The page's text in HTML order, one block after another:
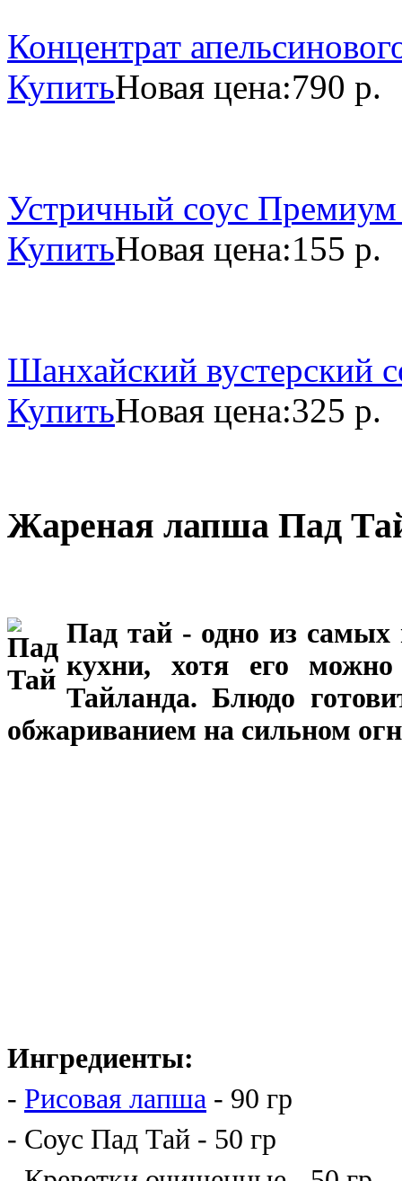
Концентрат
КупитьНовая цена:790 р.
Устричный соус
КупитьНовая цена:155 р.
Шанхайский вустерский
КупитьНовая цена:325 р.
Жареная лапша Пад
Пад тай - одно из
кухни, хотя его
Тайланда. Блюдо
обжариванием на сильном
Ингредиенты:
- Рисовая лапша - 90 гр
- Соус Пад Тай - 50 гр